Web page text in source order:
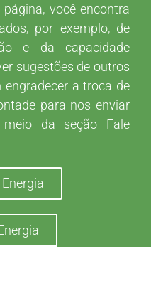
você encontra
por exemplo, de
e da capacidade
sugestões de outros
a troca de
para nos enviar
da seção Fale